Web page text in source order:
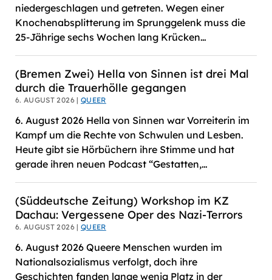
niedergeschlagen und getreten. Wegen einer
Knochenabsplitterung im Sprunggelenk muss die
25-Jährige sechs Wochen lang Krücken…
(Bremen Zwei) Hella von Sinnen ist drei Mal
durch die Trauerhölle gegangen
6. AUGUST 2026 |QUEER
6. August 2026 Hella von Sinnen war Vorreiterin im
Kampf um die Rechte von Schwulen und Lesben.
Heute gibt sie Hörbüchern ihre Stimme und hat
gerade ihren neuen Podcast “Gestatten,…
(Süddeutsche Zeitung) Workshop im KZ
Dachau: Vergessene Oper des Nazi-Terrors
6. AUGUST 2026 |QUEER
6. August 2026 Queere Menschen wurden im
Nationalsozialismus verfolgt, doch ihre
Geschichten fanden lange wenig Platz in der